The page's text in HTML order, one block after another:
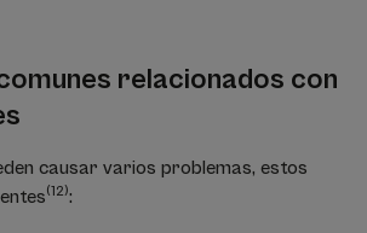
relacionados con
causar varios problemas, estos
(12):